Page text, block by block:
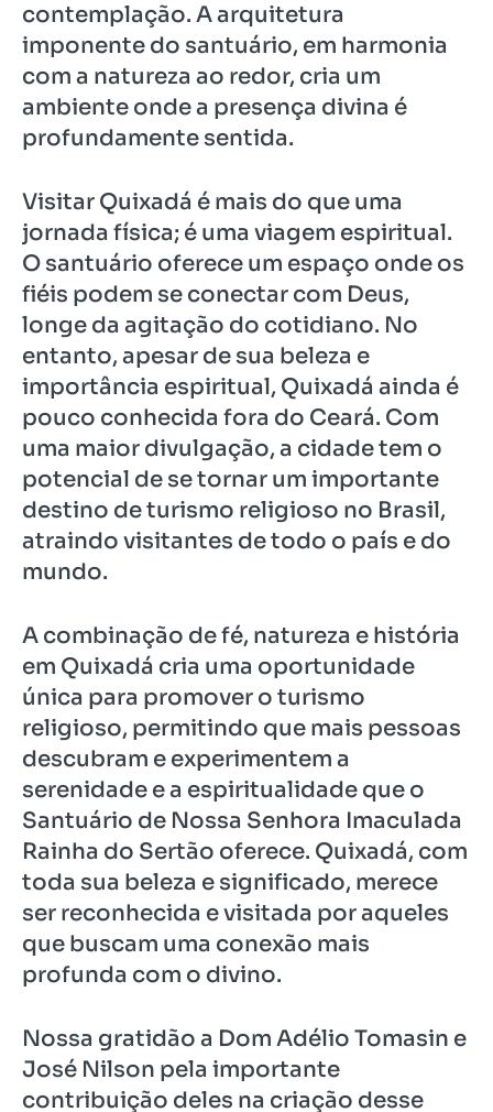
contemplação. A arquitetura
imponente do santuário, em harmonia
com a natureza ao redor, cria um
ambiente onde a presença divina é
profundamente sentida.
Visitar Quixadá é mais do que uma
jornada física; é uma viagem espiritual.
O santuário oferece um espaço onde os
fiéis podem se conectar com Deus,
longe da agitação do cotidiano. No
entanto, apesar de sua beleza e
importância espiritual, Quixadá ainda é
pouco conhecida fora do Ceará. Com
uma maior divulgação, a cidade tem o
potencial de se tornar um importante
destino de turismo religioso no Brasil,
atraindo visitantes de todo o país e do
mundo.
A combinação de fé, natureza e história
em Quixadá cria uma oportunidade
única para promover o turismo
religioso, permitindo que mais pessoas
descubram e experimentem a
serenidade e a espiritualidade que o
Santuário de Nossa Senhora Imaculada
Rainha do Sertão oferece. Quixadá, com
toda sua beleza e significado, merece
ser reconhecida e visitada por aqueles
que buscam uma conexão mais
profunda com o divino.
Nossa gratidão a Dom Adélio Tomasin e
José Nilson pela importante
contribuição deles na criação desse